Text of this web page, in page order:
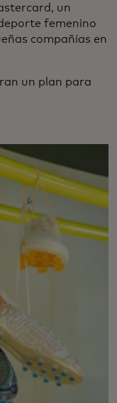
un
femenino
compañías en
un plan para